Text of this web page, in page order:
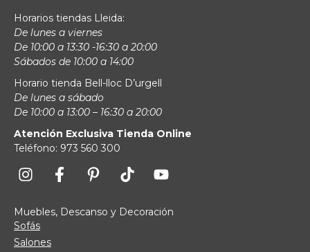
Horarios tiendas Lleida:
De lunes a viernes
De 10:00 a 13:30 -16:30 a 20:00
Sábados de 10:00 a 14:00
Horario tienda Bell-lloc D’urgell
De lunes a sábado
De 10:00 a 13:00 – 16:30 a 20:00
Atención Exclusiva Tienda Online
Teléfono: 973 560 300
Muebles, Descanso y Decoración
Sofás
Salones